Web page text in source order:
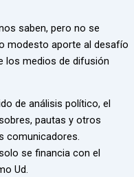
saben, pero no se
modesto aporte al desafío
los medios de difusión
de análisis político, el
pautas y otros
comunicadores.
se financia con el
Ud.